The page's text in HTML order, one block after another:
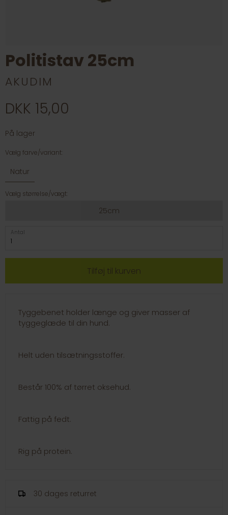
Politistav 25cm
AKUDIM
DKK 15,00
På lager
Vælg farve/variant:
Natur
Vælg størrelse/vægt:
25cm
Antal
Tyggebenet holder længe og giver masser af
tyggeglæde til din hund.
Helt uden tilsætningsstoffer.
Består 100% af tørret oksehud.
Fattig på fedt.
Rig på protein.
30 dages returret